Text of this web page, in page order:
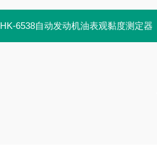
HK-6538自动发动机油表观黏度测定器